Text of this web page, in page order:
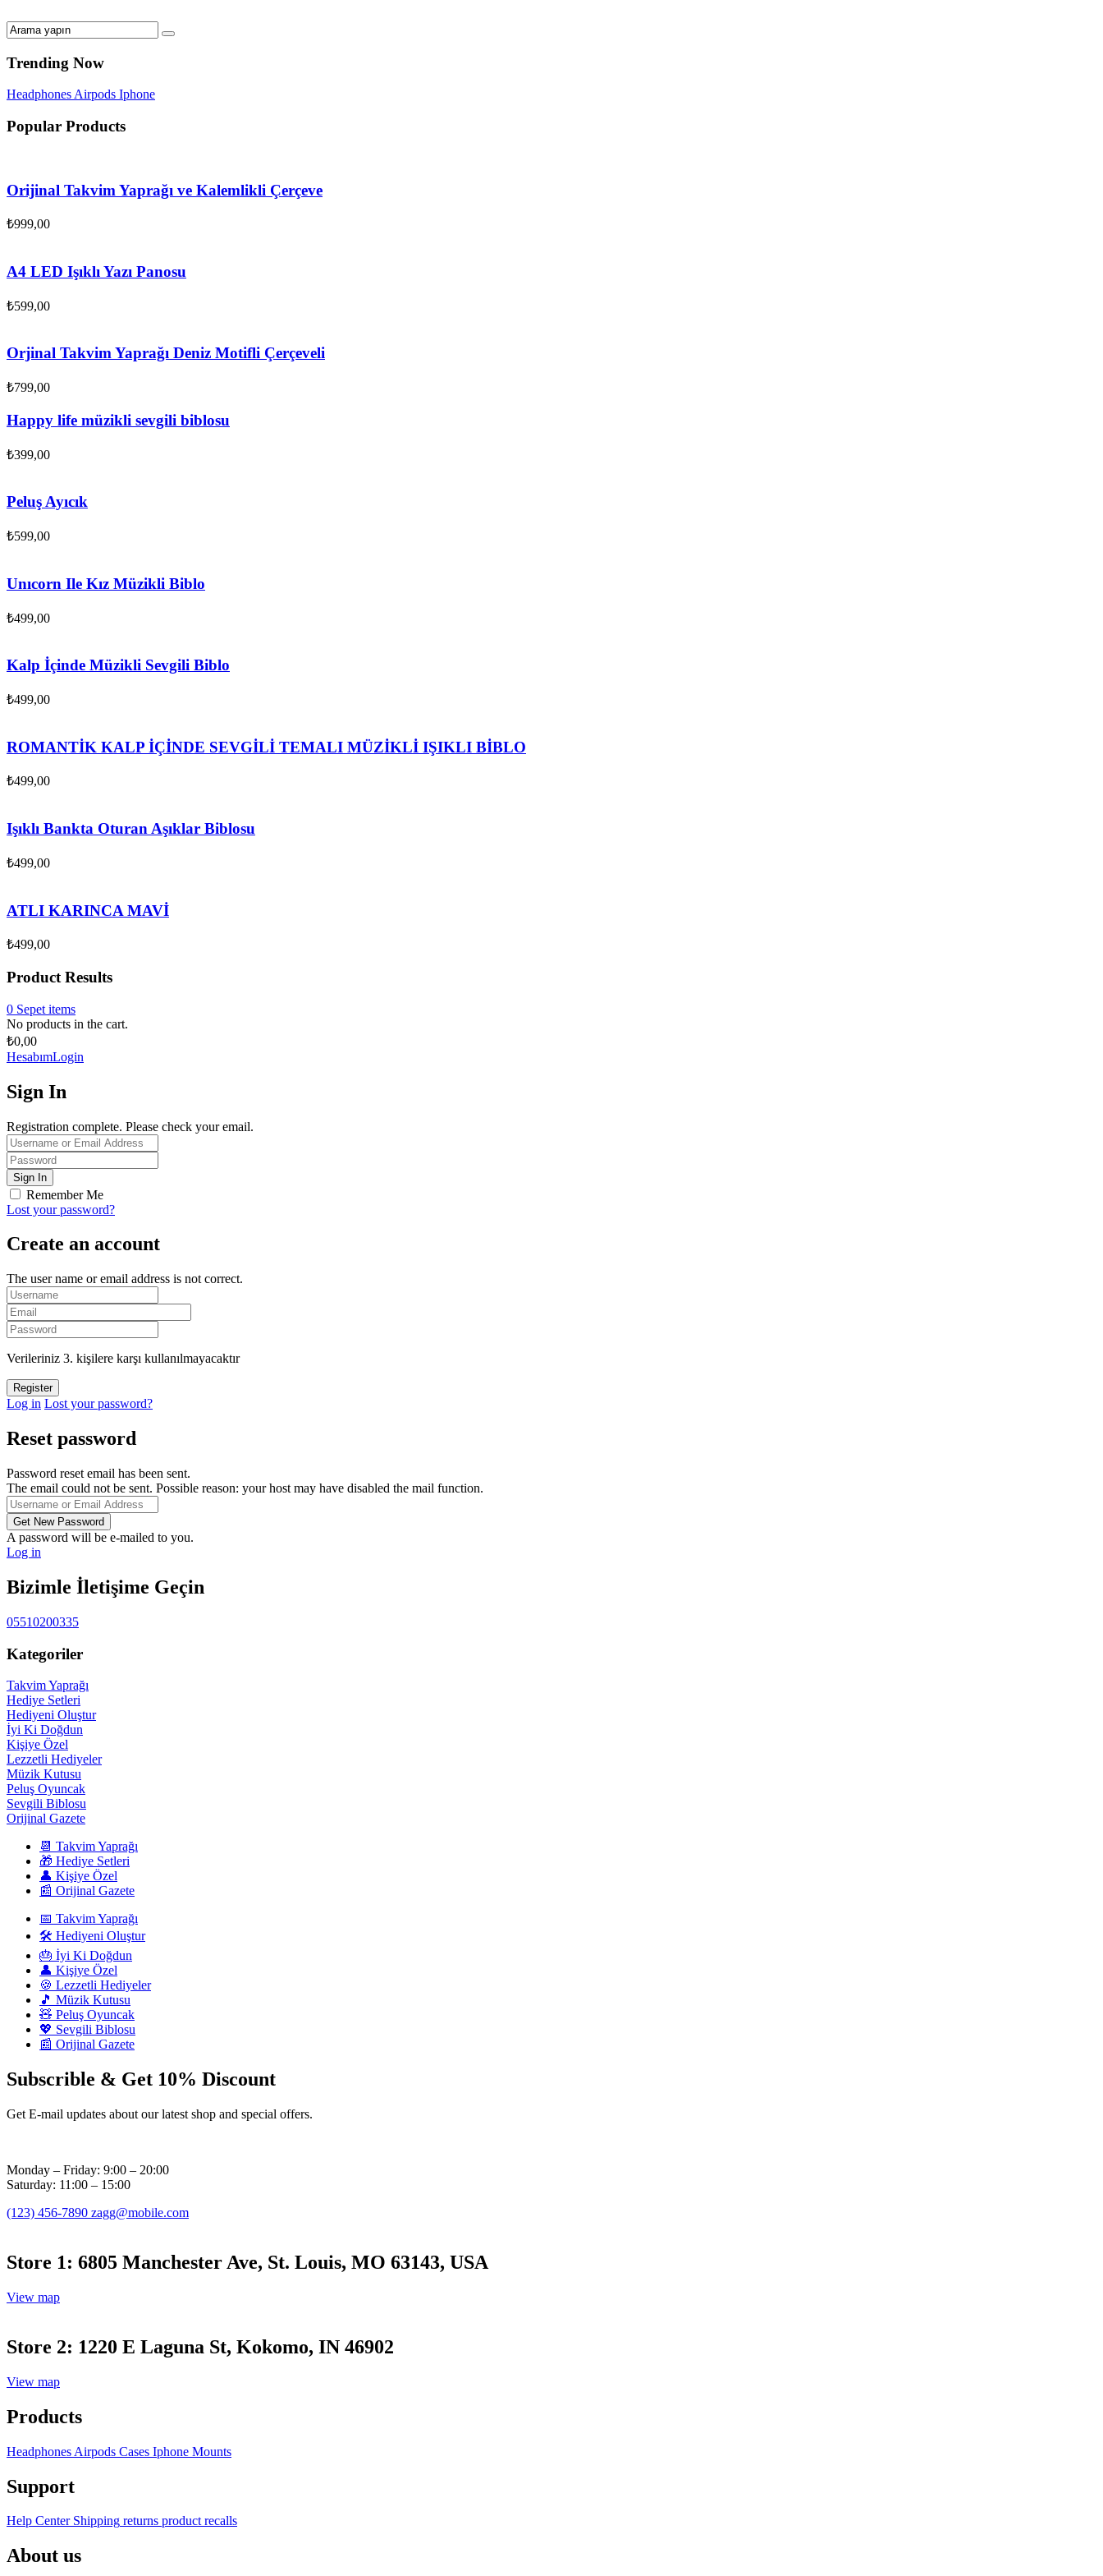
Trending Now
HeadphonesAirpods Iphone
Popular Products
Orijinal Takvim Yaprağı ve Kalemlikli Çerçeve
₺999,00
A4 LED Işıklı Yazı Panosu
₺599,00
Orjinal Takvim Yaprağı Deniz Motifli Çerçeveli
₺799,00
Happy life müzikli sevgili biblosu
₺399,00
Peluş Ayıcık
₺599,00
Unıcorn Ile Kız Müzikli Biblo
₺499,00
Kalp İçinde Müzikli Sevgili Biblo
₺499,00
ROMANTİK KALP İÇİNDE SEVGİLİ TEMALI MÜZİKLİ IŞIKLI BİBLO
₺499,00
Işıklı Bankta Oturan Aşıklar Biblosu
₺499,00
ATLI KARINCA MAVİ
₺499,00
Product Results
0 Sepet items
No products in the cart.
₺0,00
HesabımLogin
Sign In
Registration complete. Please check your email.
Remember Me
Lost your password?
Create an account
The user name or email address is not correct.
Verileriniz 3. kişilere karşı kullanılmayacaktır
Log in Lost your password?
Reset password
Password reset email has been sent.
The email could not be sent. Possible reason: your host may have disabled the mail function.
A password will be e-mailed to you.
Log in
Bizimle İletişime Geçin
05510200335
Kategoriler
Takvim Yaprağı
Hediye Setleri
Hediyeni Oluştur
İyi Ki Doğdun
Kişiye Özel
Lezzetli Hediyeler
Müzik Kutusu
Peluş Oyuncak
Sevgili Biblosu
Orijinal Gazete
📆 Takvim Yaprağı
🎁 Hediye Setleri
👤 Kişiye Özel
📰 Orijinal Gazete
📅 Takvim Yaprağı
🛠️ Hediyeni Oluştur
🎂 İyi Ki Doğdun
👤 Kişiye Özel
🍪 Lezzetli Hediyeler
🎵 Müzik Kutusu
🧸 Peluş Oyuncak
💖 Sevgili Biblosu
📰 Orijinal Gazete
Subscrible & Get 10% Discount
Get E-mail updates about our latest shop and special offers.
Monday – Friday: 9:00 – 20:00
Saturday: 11:00 – 15:00
(123) 456-7890 zagg@mobile.com
Store 1: 6805 Manchester Ave, St. Louis, MO 63143, USA
View map
Store 2: 1220 E Laguna St, Kokomo, IN 46902
View map
Products
Headphones Airpods Cases Iphone Mounts
Support
Help Center Shipping returns product recalls
About us